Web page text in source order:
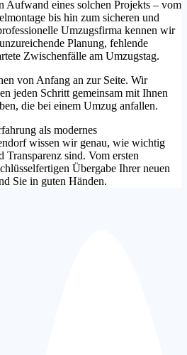
Aufwand eines solchen Projekts – vom
bis hin zum sicheren und
Umzugsfirma kennen wir
Planung, fehlende
Zwischenfälle am Umzugstag.
von Anfang an zur Seite. Wir
jeden Schritt gemeinsam mit Ihnen
die bei einem Umzug anfallen.
als modernes
wissen wir genau, wie wichtig
sind. Vom ersten
Übergabe Ihrer neuen
Sie in guten Händen.